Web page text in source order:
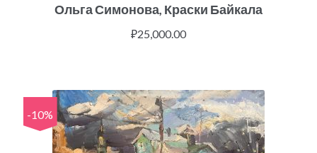
Ольга Симонова, Краски Байкала
₽25,000.00
-10%